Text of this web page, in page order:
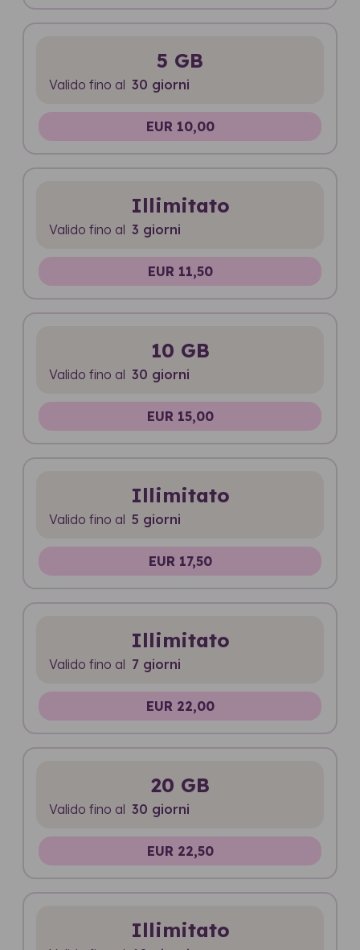
5 GB
Valido fino al 30 giorni
EUR 10,00
Illimitato
Valido fino al 3 giorni
EUR 11,50
10 GB
Valido fino al 30 giorni
EUR 15,00
Illimitato
Valido fino al 5 giorni
EUR 17,50
Illimitato
Valido fino al 7 giorni
EUR 22,00
20 GB
Valido fino al 30 giorni
EUR 22,50
Illimitato